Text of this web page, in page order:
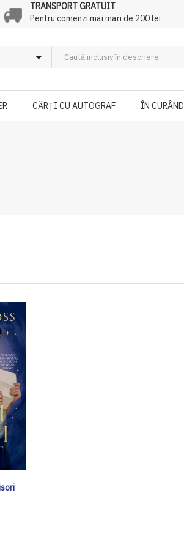
TRANSPORT GRATUIT
Pentru comenzi mai mari de 200 lei
CĂRȚI CU AUTOGRAF ÎN CURÂND